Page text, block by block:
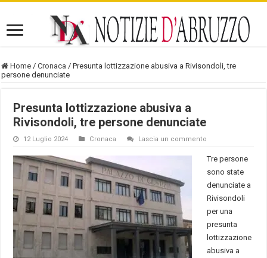
Home / Cronaca / Presunta lottizzazione abusiva a Rivisondoli, tre
persone denunciate
Presunta lottizzazione abusiva a
Rivisondoli, tre persone denunciate
12 Luglio 2024 Cronaca Lascia un commento
Tre persone
sono state
denunciate a
Rivisondoli
per una
presunta
lottizzazione
abusiva a